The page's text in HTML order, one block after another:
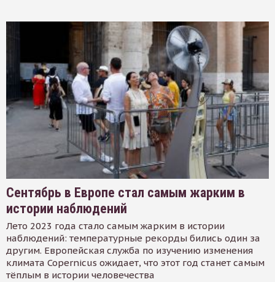
Сентябрь в Европе стал самым жарким в
истории наблюдений
Лето 2023 года стало самым жарким в истории
наблюдений: температурные рекорды бились один за
другим. Европейская служба по изучению изменения
климата Copernicus ожидает, что этот год станет самым
тёплым в истории человечества